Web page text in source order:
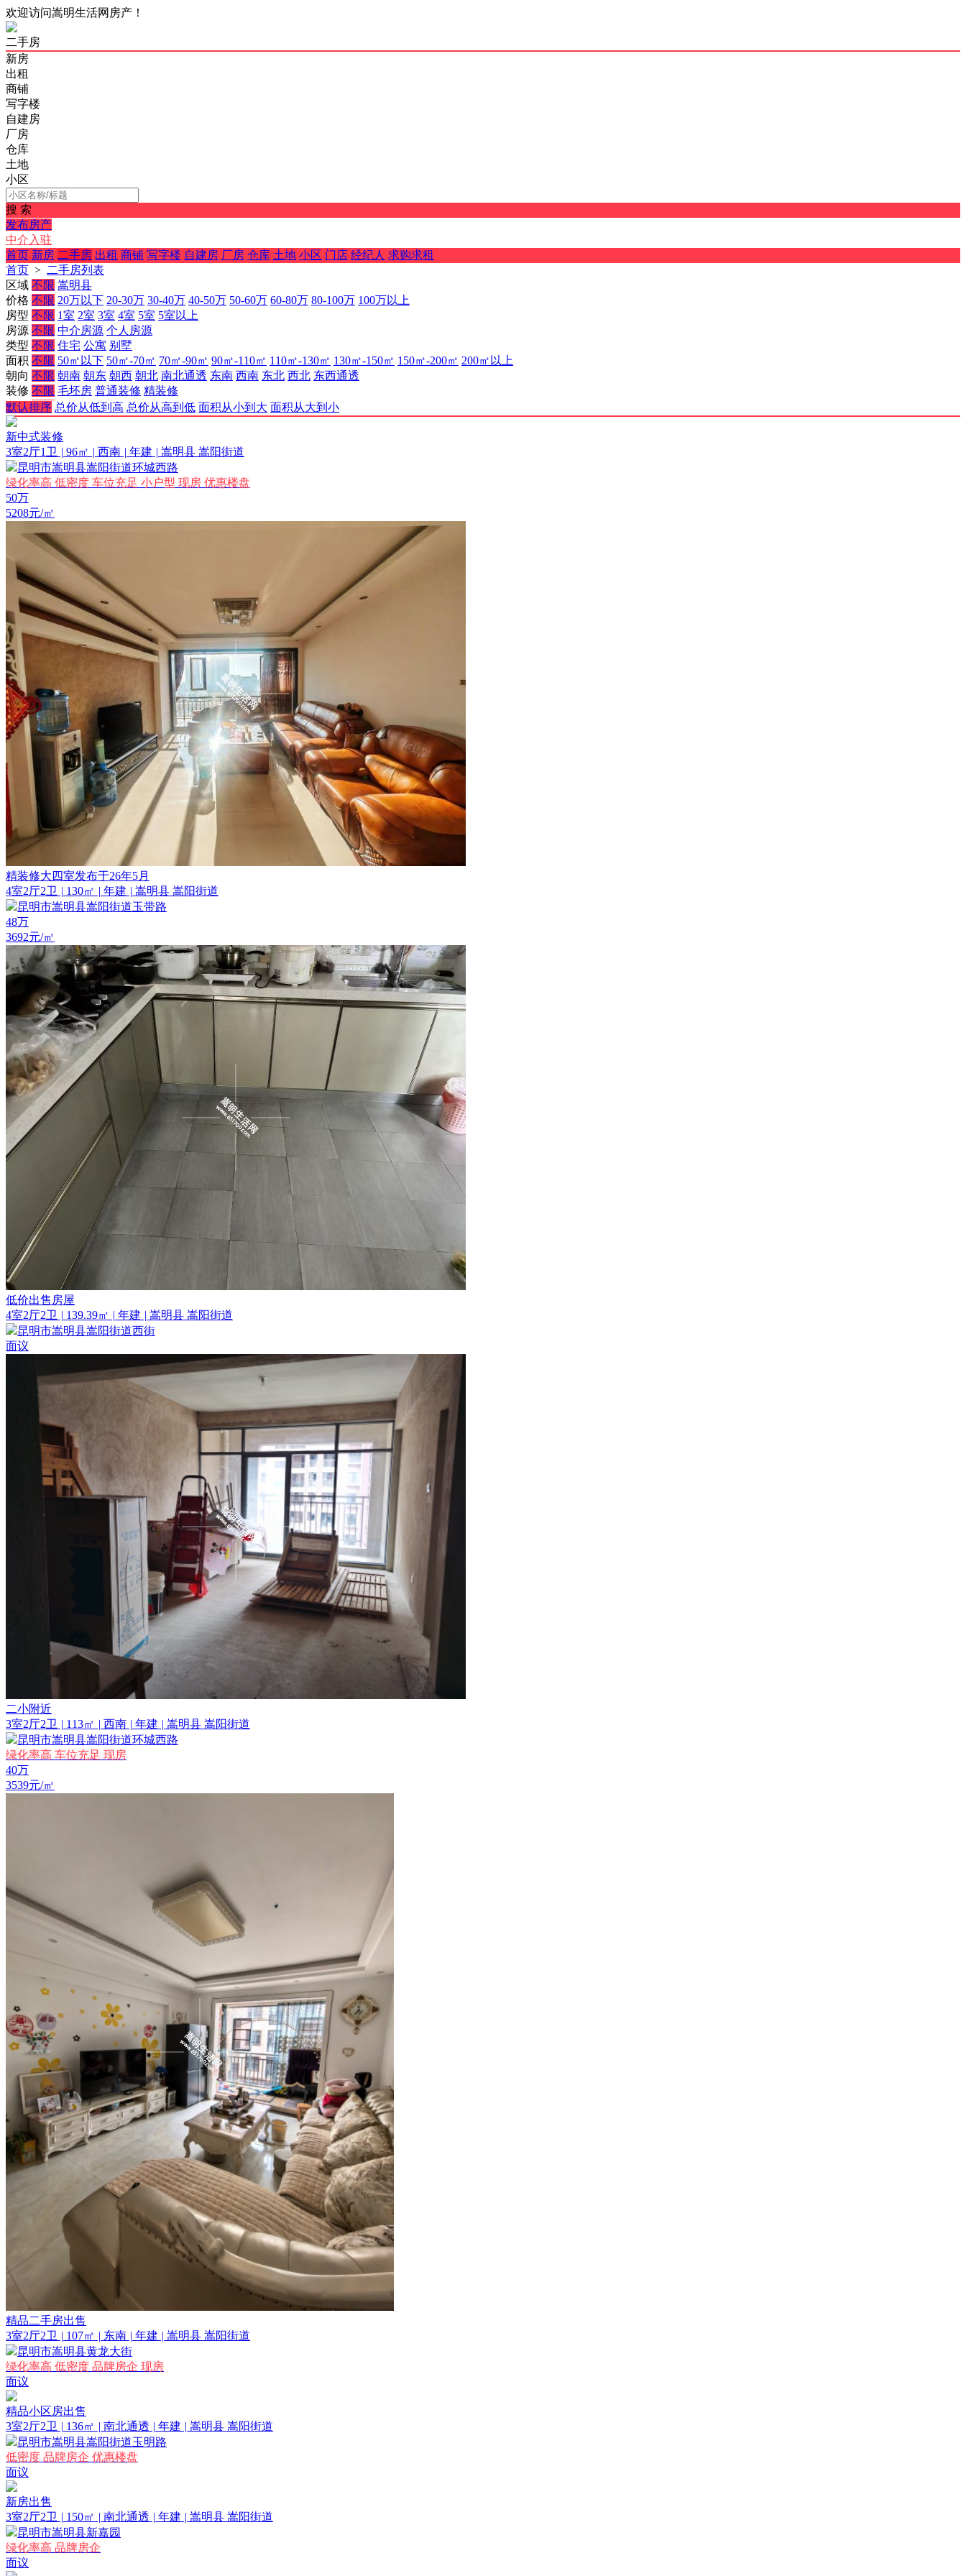
欢迎访问嵩明生活网房产！
二手房
新房
出租
商铺
写字楼
自建房
厂房
仓库
土地
小区
搜 索
发布房产
中介入驻
首页 新房 二手房 出租 商铺 写字楼 自建房 厂房 仓库 土地 小区 门店 经纪人 求购求租
首页 > 二手房列表
区域 不限 嵩明县
价格 不限 20万以下 20-30万 30-40万 40-50万 50-60万 60-80万 80-100万 100万以上
房型 不限 1室 2室 3室 4室 5室 5室以上
房源 不限 中介房源 个人房源
类型 不限 住宅 公寓 别墅
面积 不限 50㎡以下 50㎡-70㎡ 70㎡-90㎡ 90㎡-110㎡ 110㎡-130㎡ 130㎡-150㎡ 150㎡-200㎡ 200㎡以上
朝向 不限 朝南 朝东 朝西 朝北 南北通透 东南 西南 东北 西北 东西通透
装修 不限 毛坯房 普通装修 精装修
电梯 不限 有电梯 无电梯
更多条件 向上收起
默认排序 总价从低到高 总价从高到低 面积从小到大 面积从大到小
新中式装修
3室2厅1卫 | 96㎡ | 西南 | 年建 | 嵩明县 嵩阳街道
昆明市嵩明县嵩阳街道环城西路
绿化率高 低密度 车位充足 小户型 现房 优惠楼盘
50万
5208元/㎡
精装修大四室发布于26年5月
4室2厅2卫 | 130㎡ | 年建 | 嵩明县 嵩阳街道
昆明市嵩明县嵩阳街道玉带路
48万
3692元/㎡
低价出售房屋
4室2厅2卫 | 139.39㎡ | 年建 | 嵩明县 嵩阳街道
昆明市嵩明县嵩阳街道西街
面议
二小附近
3室2厅2卫 | 113㎡ | 西南 | 年建 | 嵩明县 嵩阳街道
昆明市嵩明县嵩阳街道环城西路
绿化率高 车位充足 现房
40万
3539元/㎡
精品二手房出售
3室2厅2卫 | 107㎡ | 东南 | 年建 | 嵩明县 嵩阳街道
昆明市嵩明县黄龙大街
绿化率高 低密度 品牌房企 现房
面议
精品小区房出售
3室2厅2卫 | 136㎡ | 南北通透 | 年建 | 嵩明县 嵩阳街道
昆明市嵩明县嵩阳街道玉明路
低密度 品牌房企 优惠楼盘
面议
新房出售
3室2厅2卫 | 150㎡ | 南北通透 | 年建 | 嵩明县 嵩阳街道
昆明市嵩明县新嘉园
绿化率高 品牌房企
面议